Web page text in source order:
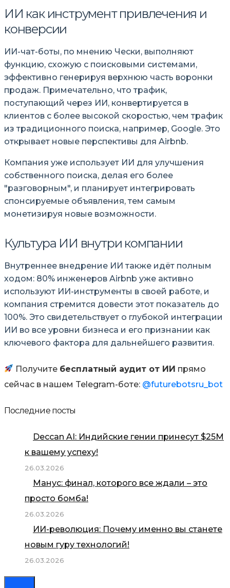
ИИ как инструмент привлечения и
конверсии
ИИ-чат-боты, по мнению Чески, выполняют
функцию, схожую с поисковыми системами,
эффективно генерируя верхнюю часть воронки
продаж. Примечательно, что трафик,
поступающий через ИИ, конвертируется в
клиентов с более высокой скоростью, чем трафик
из традиционного поиска, например, Google. Это
открывает новые перспективы для Airbnb.
Компания уже использует ИИ для улучшения
собственного поиска, делая его более
разговорным , и планирует интегрировать
спонсируемые объявления, тем самым
монетизируя новые возможности.
Культура ИИ внутри компании
Внутреннее внедрение ИИ также идёт полным
ходом: 80% инженеров Airbnb уже активно
используют ИИ-инструменты в своей работе, и
компания стремится довести этот показатель до
100%. Это свидетельствует о глубокой интеграции
ИИ во все уровни бизнеса и его признании как
ключевого фактора для дальнейшего развития.
Получите бесплатный аудит от ИИ прямо
сейчас в нашем Telegram-боте: @futurebotsru_bot
Последние посты
Deccan AI: Индийские гении принесут $25М
к вашему успеху!
26.03.2026
Манус: финал, которого все ждали – это
просто бомба!
26.03.2026
ИИ-революция: Почему именно вы станете
новым гуру технологий!
26.03.2026